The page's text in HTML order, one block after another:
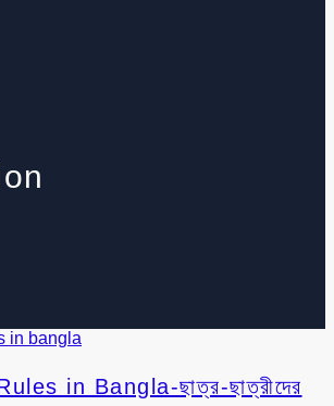
in Bangla-ছাত্র-ছাত্রীদের